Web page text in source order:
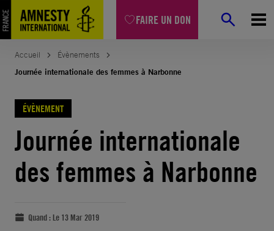
FAIRE UN DON
Accueil
Évènements
Journée internationale des femmes à Narbonne
ÉVÈNEMENT
Journée internationale
des femmes à Narbonne
Quand : Le 13 Mar 2019